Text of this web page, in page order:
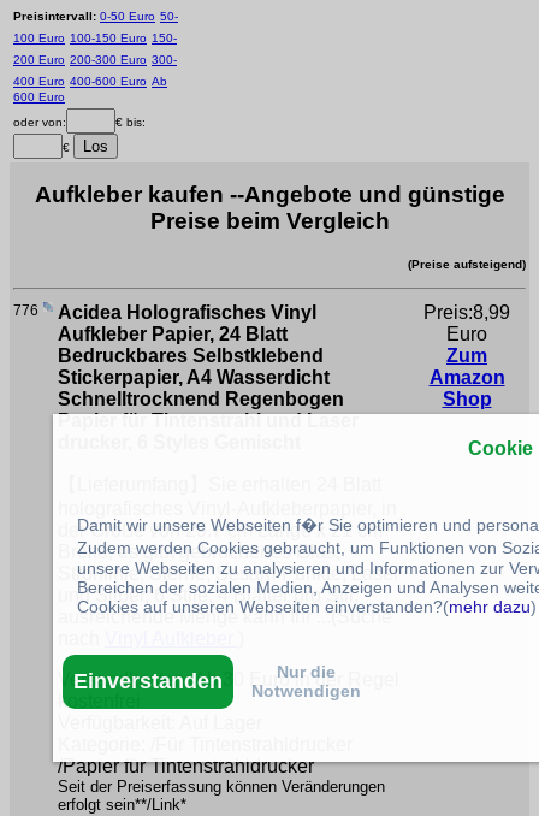
Preisintervall: 0-50 Euro 50-
100 Euro 100-150 Euro 150-
200 Euro 200-300 Euro 300-
400 Euro 400-600 Euro Ab
600 Euro
oder von:
€ bis:
€
Aufkleber kaufen --Angebote und günstige
Preise beim Vergleich
(Preise aufsteigend)
776
Acidea Holografisches Vinyl
Aufkleber Papier, 24 Blatt
Bedruckbares Selbstklebend
Stickerpapier, A4 Wasserdicht
Schnelltrocknend Regenbogen
Papier für Tintenstrahl und Laser
der Größe von 29.7 cm Länge x 21 cm
Breite, es gibt gebrochenes Glas,
Strohlinie, Sterne, Sesam-Punkte, Laser
und Silber, 6 Stile, 4 Blätter pro Stil,
ausreichende Menge kann Ihr ...(Suche
Versandkosten: Ab 30 Euro in der Regel
kostenfrei
/Papier für Tintenstrahldrucker
Seit der Preiserfassung können Veränderungen
erfolgt sein**/Link*
Preis:8,99
Euro
Zum
Amazon
Shop
Cookie
Damit wir unsere Webseiten f�r Sie optimieren und
Zudem werden Cookies gebraucht, um Funktionen von
unsere Webseiten zu analysieren und Informationen zur
Bereichen der sozialen Medien, Anzeigen und Analysen
Cookies auf unseren Webseiten einverstanden?(mehr dazu)
Einverstanden
Nur die
Notwendigen